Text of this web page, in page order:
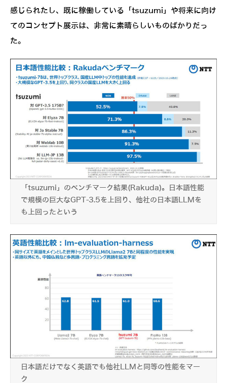
感じられたし、既に稼働している「tsuzumi」や将来に向け
てのコンセプト展示は、非常に素晴らしいものばかりだっ
た。
「tsuzumi」のベンチマーク結果(Rakuda)。日本語性能
で規模の巨大なGPT-3.5を上回り、他社の日本語LLMを
も上回ったという
日本語だけでなく英語でも他社LLMと同等の性能をマー
ク